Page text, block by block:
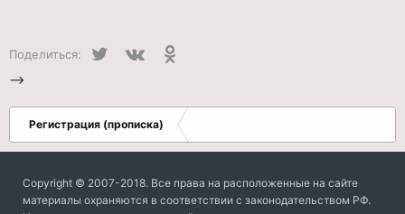
Поделиться: Twitter
-->
Регистрация (прописка)
Copyright © 2007-2018. Все права на расположенные на сайте
материалы охраняются в соответствии с законодательством РФ.